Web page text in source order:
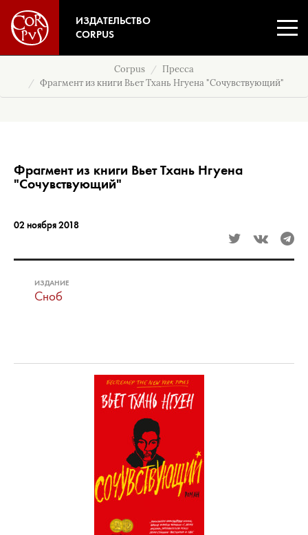
ИЗДАТЕЛЬСТВО
CORPUS
Corpus
Пресса
Фрагмент из книги Вьет Тхань Нгуена "Сочувствующий"
Фрагмент из книги Вьет Тхань Нгуена
"Сочувствующий"
02 ноября 2018
ИЗДАНИЕ
Сноб